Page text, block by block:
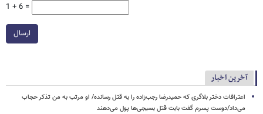
1 + 6 =
ارسال
آخرین اخبار
اعترافات دختر بلاگری که حمیدرضا رجب‌زاده را به قتل رسانده/ او مرتب به من تذکر حجاب
می‌داد/دوست پسرم گفت بابت قتل بسیجی‌ها پول می‌دهند